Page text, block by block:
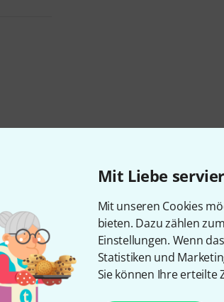
Mit Liebe
Mit unseren Cookies
bieten. Dazu zählen
Einstellungen. Wenn
Statistiken und
Sie können Ihre erteilte